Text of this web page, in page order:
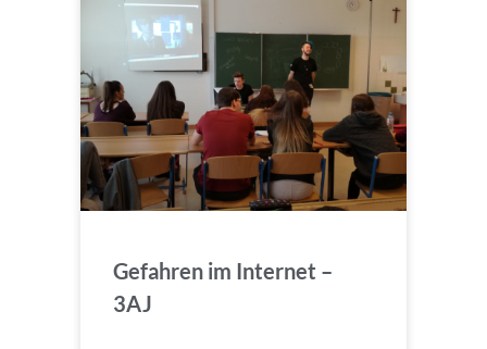
Gefahren im Internet –
3AJ